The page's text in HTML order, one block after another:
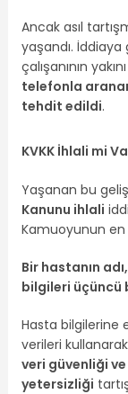
Ancak asıl
yaşandı.
çalışanının
telefonla
tehdit edildi.
KVKK İhlali mi
Yaşanan bu
Kanunu ihlali
Kamuoyunun
Bir hastanın
bilgileri üçüncü
Hasta bilgilerine
verileri
veri güvenliği
yetersizliği